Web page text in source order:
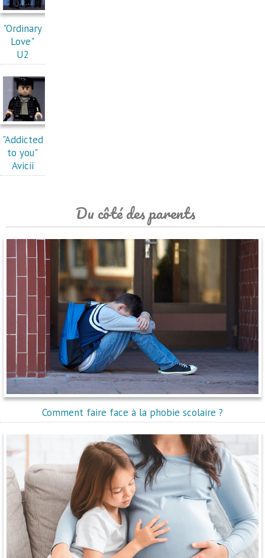
"Ordinary
Love"
U2
"Addicted
to you"
Avicii
Du côté des parents
Comment faire face à la phobie scolaire ?